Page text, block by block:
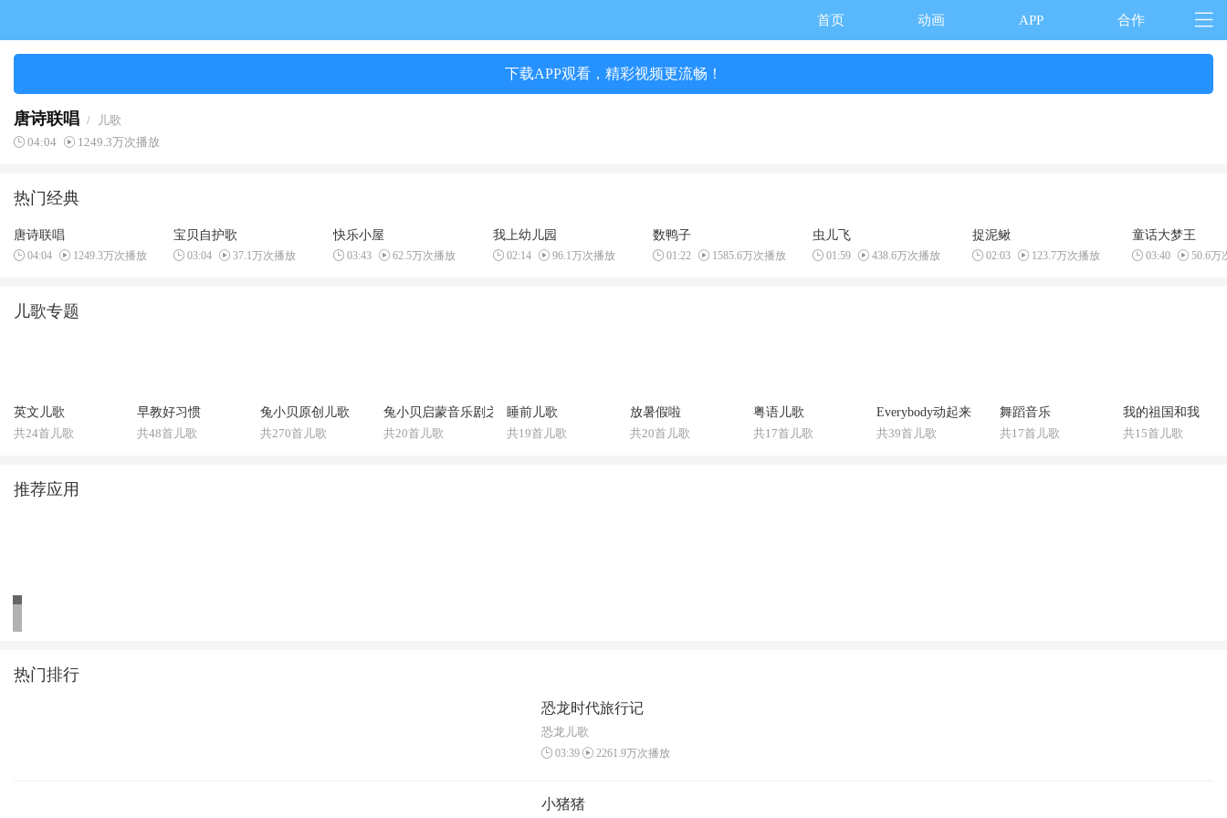
首页 动画 APP 合作
下载APP观看，精彩视频更流畅！
唐诗联唱 /
儿歌
04:04
1249.3万次播放
热门经典
唐诗联唱
04:04 1249.3万次播放
宝贝自护歌
03:04 37.1万次播放
快乐小屋
03:43 62.5万次播放
我上幼儿园
02:14 96.1万次播放
数鸭子
01:22 1585.6万次播放
虫儿飞
01:59 438.6万次播放
捉泥鳅
02:03 123.7万次播放
童话大梦王
03:40 50.6万
儿歌专题
英文儿歌
共24首儿歌
早教好习惯
共48首儿歌
兔小贝原创儿歌
共270首儿歌
兔小贝启蒙音乐剧之【认识恐龙】
共20首儿歌
睡前儿歌
共19首儿歌
放暑假啦
共20首儿歌
粤语儿歌
共17首儿歌
Everybody动起来
共39首儿歌
舞蹈音乐
共17首儿歌
我的祖国和我
共15首儿歌
推荐应用
热门排行
恐龙时代旅行记
恐龙儿歌
03:39 2261.9万次播放
小猪猪